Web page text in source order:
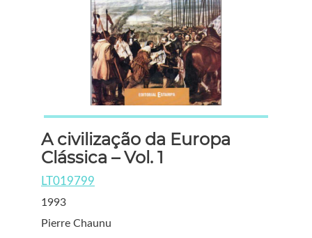
A civilização da Europa
Clássica – Vol. 1
LT019799
1993
Pierre Chaunu